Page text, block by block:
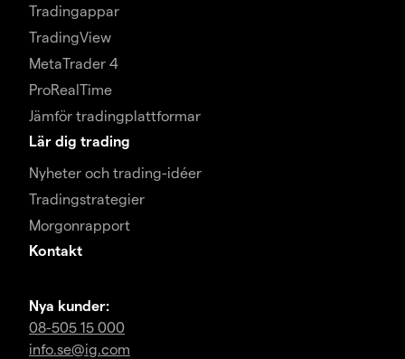
Tradingappar
TradingView
MetaTrader 4
ProRealTime
Jämför tradingplattformar
Lär dig trading
Nyheter och trading-idéer
Tradingstrategier
Morgonrapport
Kontakt
Nya kunder:
08-505 15 000
info.se@ig.com